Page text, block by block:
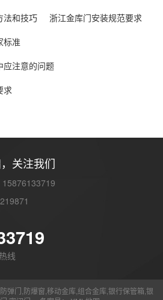
法和技巧
浙江金库门安装规范要求
标准
应注意的问题
求
关注我们
15876133719
线
弹门,防爆窗,移动金库,组合金库,银行保管箱,银